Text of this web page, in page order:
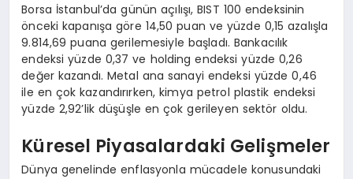
Borsa İstanbul’da günün açılışı, BIST 100 endeksinin
önceki kapanışa göre 14,50 puan ve yüzde 0,15 azalışla
9.814,69 puana gerilemesiyle başladı. Bankacılık
endeksi yüzde 0,37 ve holding endeksi yüzde 0,26
değer kazandı. Metal ana sanayi endeksi yüzde 0,46
ile en çok kazandırırken, kimya petrol plastik endeksi
yüzde 2,92’lik düşüşle en çok gerileyen sektör oldu.
Küresel Piyasalardaki Gelişmeler
Dünya genelinde enflasyonla mücadele konusundaki